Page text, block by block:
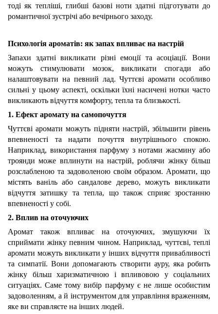
тоді як тепліші, глибші базові ноти здатні підготувати до
романтичної зустрічі або вечірнього заходу.
Психологія ароматів: як запах впливає на настрій
Запахи здатні викликати різні емоції та асоціації. Вони
можуть стимулювати мозок, викликати спогади або
налаштовувати на певний лад. Чуттєві аромати особливо
сильні у цьому аспекті, оскільки їхні насичені нотки часто
викликають відчуття комфорту, тепла та близькості.
1. Ефект аромату на самопочуття
Чуттєві аромати можуть підняти настрій, збільшити рівень
впевненості та надати почуття внутрішнього спокою.
Наприклад, використання парфуму з нотами жасмину або
троянди може вплинути на настрій, роблячи жінку більш
розслабленою та задоволеною своїм образом. Аромати, що
містять ваніль або сандалове дерево, можуть викликати
відчуття затишку та тепла, що також сприяє зростанню
впевненості у собі.
2. Вплив на оточуючих
Аромат також впливає на оточуючих, змушуючи їх
сприймати жінку певним чином. Наприклад, чуттєві, теплі
аромати можуть викликати у інших відчуття привабливості
та симпатії. Вони допомагають створити ауру, яка робить
жінку більш харизматичною і впливовою у соціальних
ситуаціях. Саме тому вибір парфуму є не лише особистим
задоволенням, а й інструментом для управління враженням,
яке ви справляєте на інших людей.